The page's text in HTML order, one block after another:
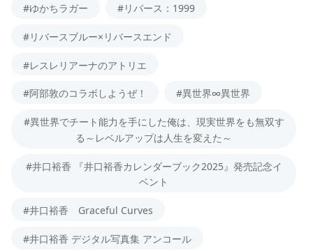
#ゆかちラガー #リバース：1999
#リバースブルー×リバースエンド
#レスレリアーナのアトリエ
#阿部敦のコラボしようぜ！ #異世界∞異世界
#異世界でチート能力を手にした俺は、現実世界をも無双す
る～レベルアップは人生を変えた～
#井口裕香 『井口裕香カレンダーブック2025』発売記念イ
ベント
#井口裕香 Graceful Curves
#井口裕香 デジタル写真集 アンコール